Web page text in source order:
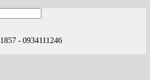
- 0934111246